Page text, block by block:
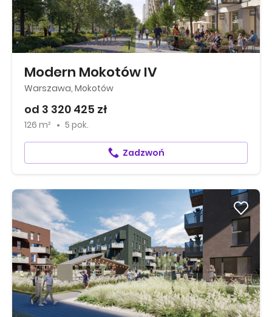
Modern Mokotów IV
Warszawa, Mokotów
od 3 320 425 zł
126 m² 5 pok.
Zadzwoń